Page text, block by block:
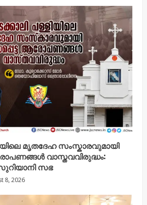
മൃതദേഹ സംസ്കാരവുമായി
വാസ്തവവിരുദ്ധം:
സഭ
8, 2026